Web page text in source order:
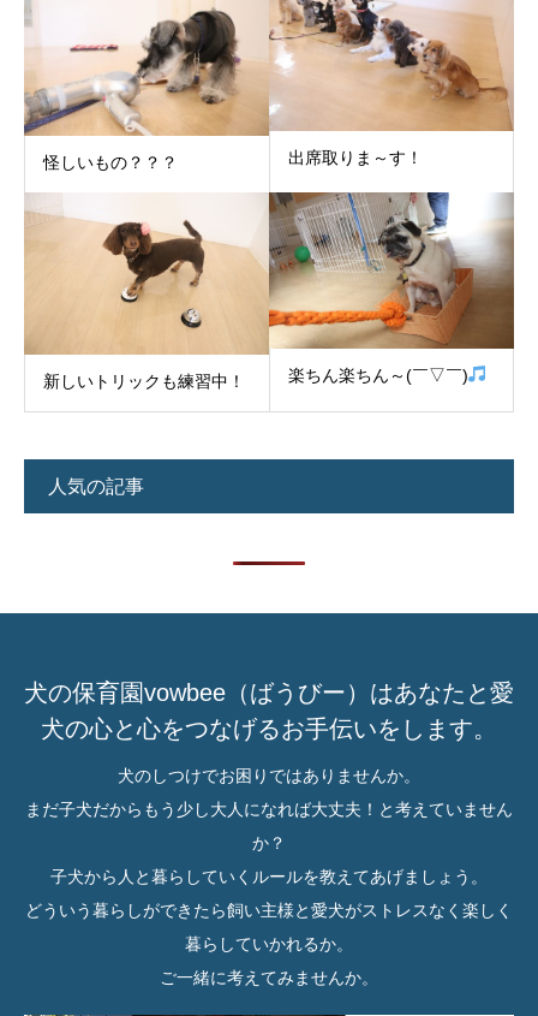
怪しいもの？？？ 出席取りま～す！
新しいトリックも練習中！ 楽ちん楽ちん～(￣▽￣)
人気の記事
犬の保育園vowbee（ばうびー）はあなたと愛
犬の心と心をつなげるお手伝いをします。
犬のしつけでお困りではありませんか。
まだ子犬だからもう少し大人になれば大丈夫！と考えていません
か？
子犬から人と暮らしていくルールを教えてあげましょう。
どういう暮らしができたら飼い主様と愛犬がストレスなく楽しく
暮らしていかれるか。
ご一緒に考えてみませんか。